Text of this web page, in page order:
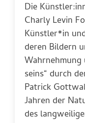
Die
Charly Levin
Künstler*in
deren Bildern
Wahrnehmung
seins“ durch
Patrick
Jahren der
des